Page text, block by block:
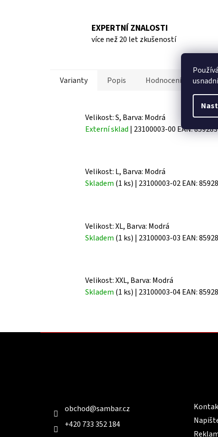
EXPERTNÍ ZNALOSTI
více než 20 let zkušeností
Varianty Popis Hodnocení
Velikost: S, Barva: Modrá
Externí sklad | 23100003-00 EAN:
Velikost: L, Barva: Modrá
Skladem (1 ks) | 23100003-02EAN:
Velikost: XL, Barva: Modrá
Skladem (1 ks) | 23100003-03 EAN:
Velikost: XXL, Barva: Modrá
Skladem (1 ks) | 23100003-04EAN:
obchod@sambar.cz
+420 733 352 184